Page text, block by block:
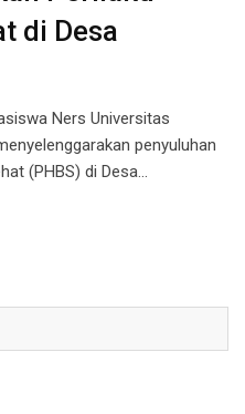
di Desa
Ners Universitas
penyuluhan
(PHBS) di Desa…